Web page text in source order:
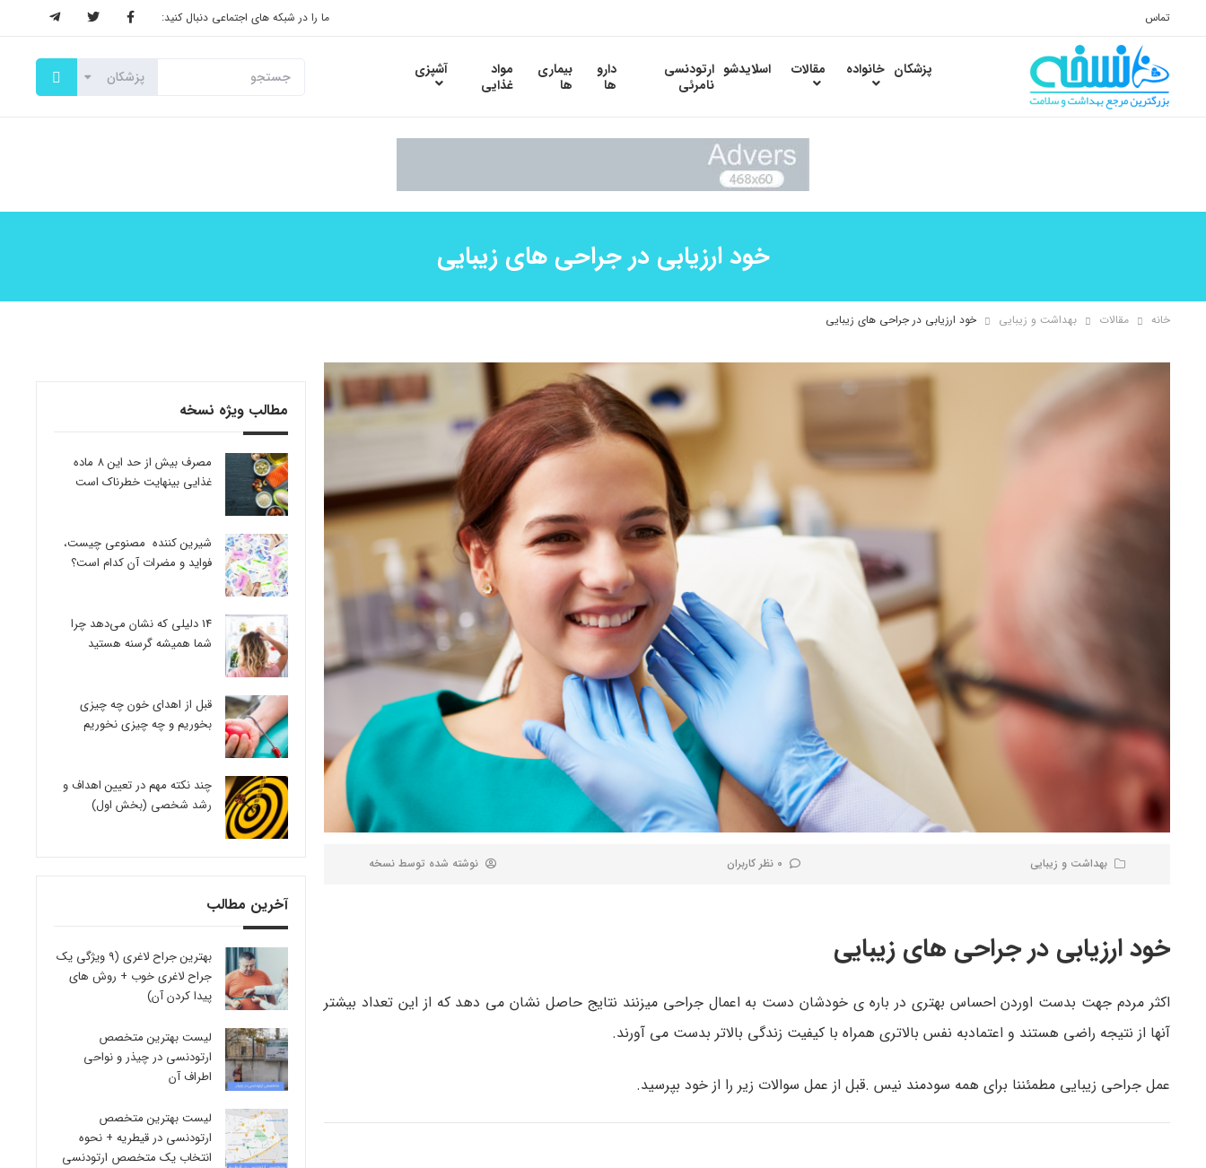
تماس ما را در شبکه های اجتماعی دنبال کنید:
پزشکان خانواده مقالات اسلایدشو ارتودنسی
نامرئی
دارو
ها
بیماری
ها
مواد
غذایی
آشپزی
خود ارزیابی در جراحی های زیبایی
خانه مقالات بهداشت و زیبایی خود ارزیابی در جراحی های زیبایی
بهداشت و زیبایی 0 نظر کاربران نوشته شده توسط نسخه
خود ارزیابی در جراحی های زیبایی
اکثر مردم جهت بدست اوردن احساس بهتری در باره ی خودشان دست به اعمال جراحی میزنند نتایج حاصل نشان می دهد که از این تعداد بیشتر
آنها از نتیجه راضی هستند و اعتمادبه نفس بالاتری همراه با کیفیت زندگی بالاتر بدست می آورند.
عمل جراحی زیبایی مطمئننا برای همه سودمند نیس .قبل از عمل سوالات زیر را از خود بپرسید.
مطالب ویژه نسخه
مصرف بیش از حد این 8 ماده
غذایی بینهایت خطرناک است
شیرین کننده مصنوعی چیست،
فواید و مضرات آن کدام است؟
14 دلیلی که نشان می‌دهد چرا
شما همیشه گرسنه هستید
قبل از اهدای خون چه چیزی
بخوریم و چه چیزی نخوریم
چند نکته مهم در تعیین اهداف و
رشد شخصی (بخش اول)
آخرین مطالب
بهترین جراح لاغری (9 ویژگی یک
جراح لاغری خوب + روش های
پیدا کردن آن)
لیست بهترین متخصص
ارتودنسی در چیذر و نواحی
اطراف آن
لیست بهترین متخصص
ارتودنسی در قیطریه + نحوه
انتخاب یک متخصص ارتودنسی